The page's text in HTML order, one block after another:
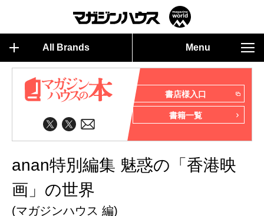
All Brands Menu
書店様入口
書籍一覧
anan特別編集 魅惑の「香港映
画」の世界
(マガジンハウス 編)